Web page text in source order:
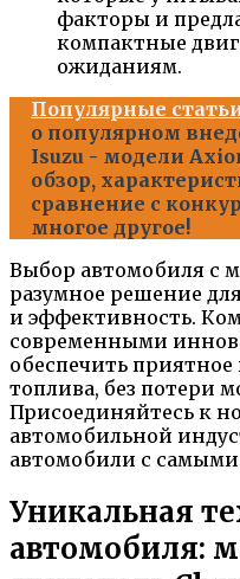
факторы и
компактные
ожиданиям.
Популярные
о популярном
Isuzu - модели
обзор,
сравнение с
многое другое!
Выбор автомобиля с
разумное решение
и эффективность.
современными
обеспечить
топлива, без потери
Присоединяйтесь к
автомобильной
автомобили с
Уникальная
автомобиля: